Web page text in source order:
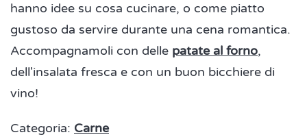
hanno idee su cosa cucinare, o come piatto
gustoso da servire durante una cena romantica.
Accompagnamoli con delle patate al forno,
dell'insalata fresca e con un buon bicchiere di
vino!
Categoria: Carne